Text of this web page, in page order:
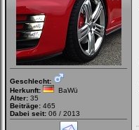
Geschlecht:
Herkunft:
BaWü
Alter: 35
Beiträge: 465
Dabei seit: 06 / 2013